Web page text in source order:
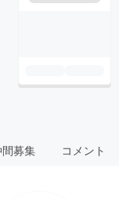
募集 コメント